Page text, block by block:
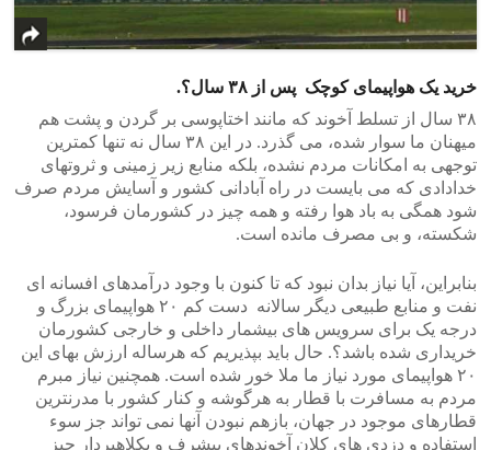
خرید یک هواپیمای کوچک پس از ۳۸ سال؟.
۳۸ سال از تسلط آخوند که مانند اختاپوسی بر گردن و پشت هم
میهنان ما سوار شده، می گذرد. در این ۳۸ سال نه تنها کمترین
توجهی به امکانات مردم نشده، بلکه منابع زیر زمینی و ثروتهای
خدادادی که می بایست در راه آبادانی کشور و آسایش مردم صرف
شود همگی به باد هوا رفته و همه چیز در کشورمان فرسود،
شکسته، و بی مصرف مانده است.
بنابراین، آیا نیاز بدان نبود که تا کنون با وجود درآمدهای افسانه ای
نفت و منابع طبیعی دیگر سالانه دست کم ۲۰ هواپیمای بزرگ و
درجه یک برای سرویس های بیشمار داخلی و خارجی کشورمان
خریداری شده باشد؟. حال باید بپذیریم که هرساله ارزش بهای این
۲۰ هواپیمای مورد نیاز ما ملا خور شده است. همچنین نیاز مبرم
مردم به مسافرت با قطار به هرگوشه و کنار کشور با مدرنترین
قطارهای موجود در جهان، بازهم نبودن آنها نمی تواند جز سوء
استفاده و دزدی های کلان آخوندهای بیشرف و بکلاهبردار چیز